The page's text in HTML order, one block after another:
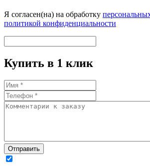
Я согласен(на) на обработку
политикой конфиденциальности
Купить в 1 клик
Отправить